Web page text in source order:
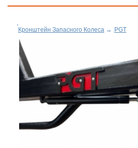
Кронштейн Запасного Колеса→ PGT